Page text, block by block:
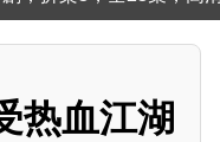
热血江湖